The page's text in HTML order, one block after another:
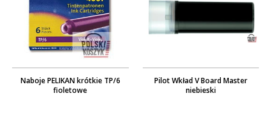
Naboje PELIKAN krótkie TP/6
fioletowe
Pilot Wkład V Board Master
niebieski